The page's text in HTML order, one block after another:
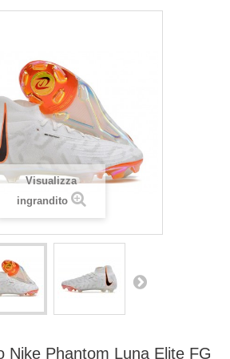
Visualizza
ingrandito
Nike Phantom Luna Elite FG